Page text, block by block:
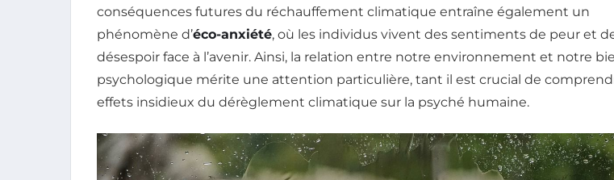
conséquences futures du réchauffement climatique entraîne également un
phénomène d’éco-anxiété, où les individus vivent des sentiments de peur et
désespoir face à l’avenir. Ainsi, la relation entre notre environnement et notre
psychologique mérite une attention particulière, tant il est crucial de
effets insidieux du dérèglement climatique sur la psyché humaine.